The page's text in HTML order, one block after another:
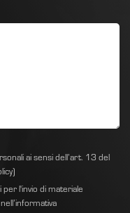
ai sensi dell’art. 13 del
l'invio di materiale
nell’informativa